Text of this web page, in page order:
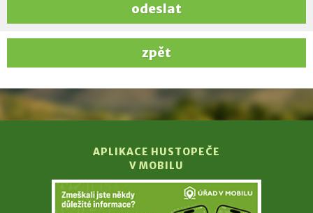
odeslat
zpět
APLIKACE HUSTOPEČE
V MOBILU